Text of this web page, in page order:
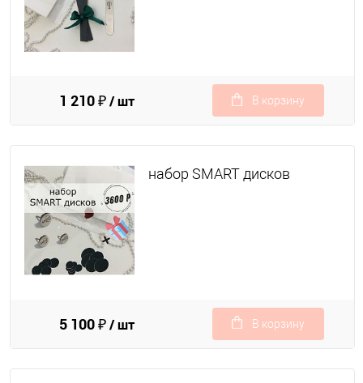
1 210 ₽/ шт В корзину
набор SMART дисков
5 100 ₽/ шт В корзину